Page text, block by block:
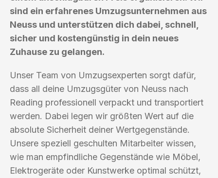
sind ein erfahrenes Umzugsunternehmen aus
Neuss und unterstützen dich dabei, schnell,
sicher und kostengünstig in dein neues
Zuhause zu gelangen.
Unser Team von Umzugsexperten sorgt dafür,
dass all deine Umzugsgüter von Neuss nach
Reading professionell verpackt und transportiert
werden. Dabei legen wir größten Wert auf die
absolute Sicherheit deiner Wertgegenstände.
Unsere speziell geschulten Mitarbeiter wissen,
wie man empfindliche Gegenstände wie Möbel,
Elektrogeräte oder Kunstwerke optimal schützt,